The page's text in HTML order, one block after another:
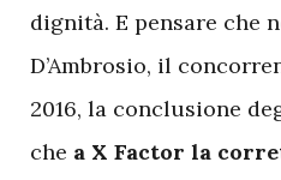
dignità. E pensare che
D’Ambrosio, il
2016, la conclusione
che a X Factor la